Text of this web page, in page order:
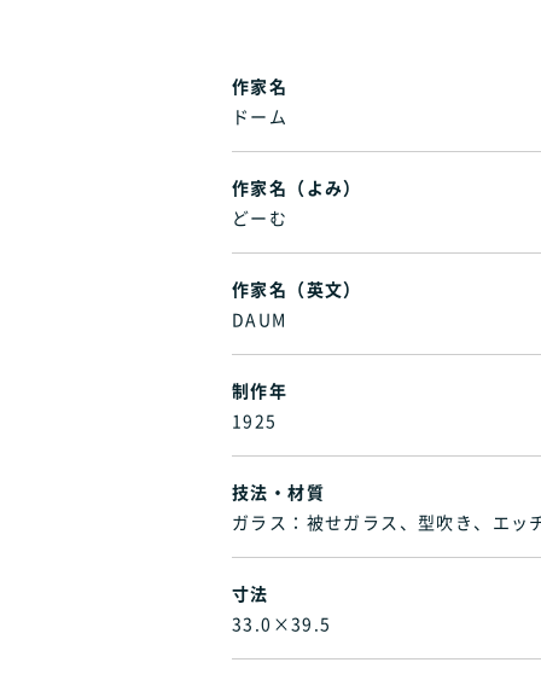
作家名
ドーム
作家名（よみ）
どーむ
作家名（英文）
DAUM
制作年
1925
技法・材質
ガラス：被せガラス、型吹き、エッ
寸法
33.0×39.5